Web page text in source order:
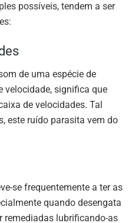
possíveis, tendem a ser
de uma espécie de
velocidade, significa que
de velocidades. Tal
este ruído parasita vem do
se frequentemente a ter as
quando desengata
remediadas lubrificando-as